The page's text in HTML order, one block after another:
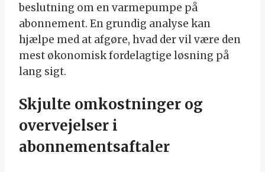
beslutning om en varmepumpe på
abonnement. En grundig analyse kan
hjælpe med at afgøre, hvad der vil være den
mest økonomisk fordelagtige løsning på
lang sigt.
Skjulte omkostninger og
overvejelser i
abonnementsaftaler